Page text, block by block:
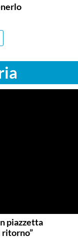
piazzetta
ritorno”